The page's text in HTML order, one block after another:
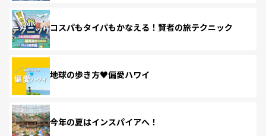
コスパもタイパもかなえる！賢者の旅テクニック
地球の歩き方♥偏愛ハワイ
今年の夏はインスパイアへ！